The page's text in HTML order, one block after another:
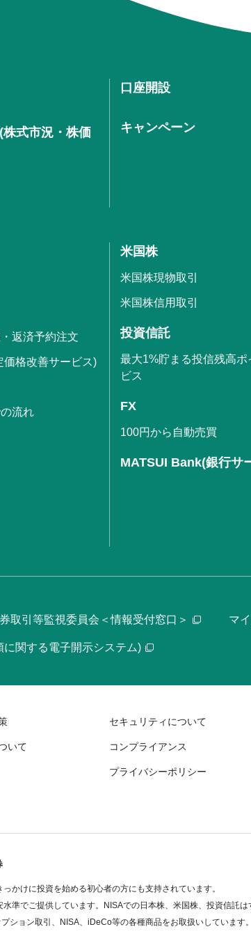
式市況・株価
口座開設
キャンペーン
返済予約注文
価格改善サービス)
流れ
米国株
米国株現物取引
米国株信用取引
投資信託
最大1%貯まる投信残高ポ
ビス
FX
100円から自動売買
MATSUI Bank(銀行サ
取引等監視委員会＜情報受付窓口＞ マ
関する電子開示システム)
セキュリティについて
いて コンプライアンス
プライバシーポリシー
かけに投資を始める初心者の方にも支持されています。
でご提供しています。NISAでの日本株、米国株、投資信託は
ション取引、NISA、iDeCo等の各種商品をお取扱いしています。